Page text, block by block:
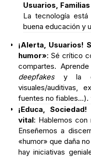
Usuarios,
La tecnología
buena educación y
¡Alerta, Usuarios!
humor»: Sé crítico
compartes.
deepfakesy la
visuales/auditivas,
fuentes no fiables…).
¡Educa,
vital: Hablemos con
Enseñemos a
«humor» que daña
hay iniciativas